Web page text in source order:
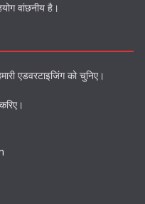
वांछनीय है।
एडवरटाइजिंग को चुनिए।